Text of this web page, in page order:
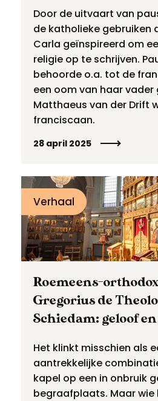
Door de uitvaart van
de katholieke gebruiken
Carla geïnspireerd om
religie op te schrijven.
behoorde o.a. tot de
een oom van haar vader
Matthaeus van der Drift
franciscaan.
28 april 2025
Roemeens-
Gregorius de
Schiedam: geloof
Het klinkt misschien als
aantrekkelijke
kapel op een in onbruik
begraafplaats. Maar wie
Verhaal